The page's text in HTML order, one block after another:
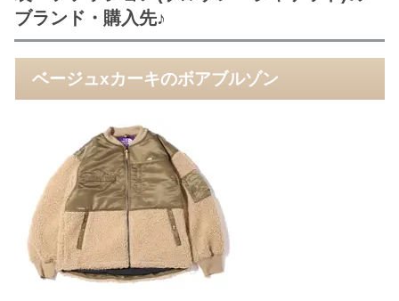
ブランド・購入先♪
ベージュxカーキのボアブルゾン